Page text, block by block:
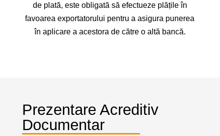
de plată, este obligată să efectueze plățile în
favoarea exportatorului pentru a asigura punerea
în aplicare a acestora de către o altă bancă.
Prezentare Acreditiv
Documentar